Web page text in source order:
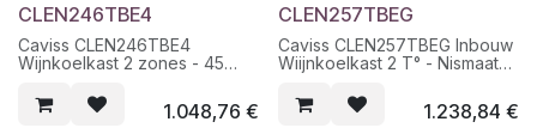
CLEN246TBE4
Caviss CLEN246TBE4
Wijnkoelkast 2 zones - 45
1.048,76 €
CLEN257TBEG
Caviss CLEN257TBEG Inbouw
Wiijnkoelkast 2 T° - Nismaat
1.238,84 €